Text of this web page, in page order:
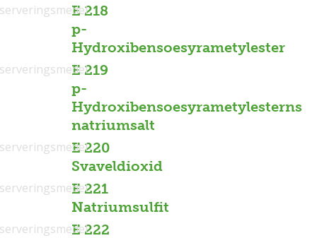
E 218
p-
Hydroxibensoesyrametylester
E 219
p-
Hydroxibensoesyrametylesterns
natriumsalt
E 220
Svaveldioxid
E 221
Natriumsulfit
E 222